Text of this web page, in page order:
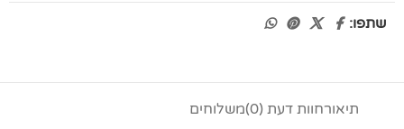
שתפו:
תיאורחוות דעת (0) משלוחים